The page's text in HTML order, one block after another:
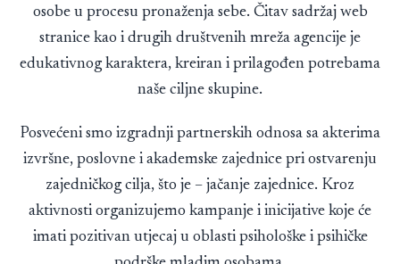
osobe u procesu pronaženja sebe. Čitav sadržaj web
stranice kao i drugih društvenih mreža agencije je
edukativnog karaktera, kreiran i prilagođen potrebama
naše ciljne skupine.
Posvećeni smo izgradnji partnerskih odnosa sa akterima
izvršne, poslovne i akademske zajednice pri ostvarenju
zajedničkog cilja, što je – jačanje zajednice. Kroz
aktivnosti organizujemo kampanje i inicijative koje će
imati pozitivan utjecaj u oblasti psihološke i psihičke